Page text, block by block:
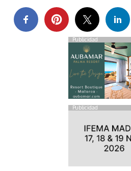
Publicidad
Publicidad